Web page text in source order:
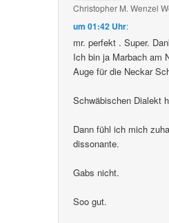
Christopher M. Wenzel
um 01:42 Uhr:
mr. perfekt . Super.
Ich bin ja Marbach am
Auge für die Neckar
Schwäbischen Dialekt
Dann fühl ich mich
dissonante.
Gabs nicht.
Soo gut.